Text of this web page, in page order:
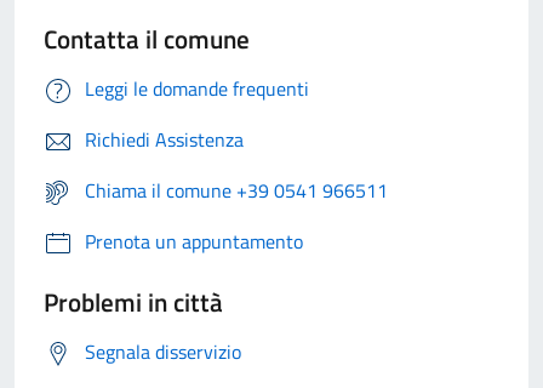
Contatta il comune
Leggi le domande frequenti
Richiedi Assistenza
Chiama il comune +39 0541 966511
Prenota un appuntamento
Problemi in città
Segnala disservizio